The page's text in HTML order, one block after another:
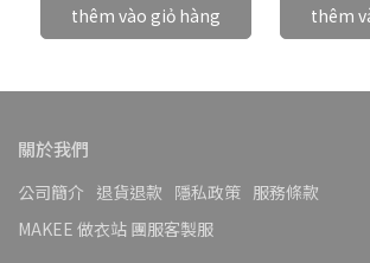
thêm vào giỏ hàng thêm
關於我們
公司簡介 退貨退款 隱私政策 服務條款
MAKEE 做衣站 團服客製服